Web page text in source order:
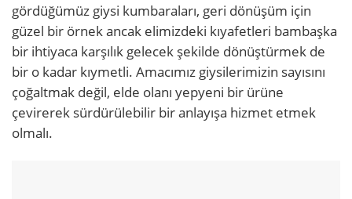
gördüğümüz giysi kumbaraları, geri dönüşüm için
güzel bir örnek ancak elimizdeki kıyafetleri bambaşka
bir ihtiyaca karşılık gelecek şekilde dönüştürmek de
bir o kadar kıymetli. Amacımız giysilerimizin sayısını
çoğaltmak değil, elde olanı yepyeni bir ürüne
çevirerek sürdürülebilir bir anlayışa hizmet etmek
olmalı.